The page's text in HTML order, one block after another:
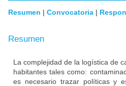
Resumen | Convocatoria |
Resumen
La complejidad de la logística de
habitantes tales como:
es necesario trazar políticas y